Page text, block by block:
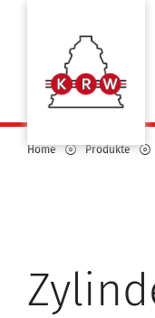
Home Produkte